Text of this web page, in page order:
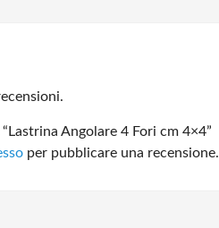
Angolare 4 Fori cm 4×4”
per pubblicare una recensione.